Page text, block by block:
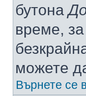
бутона
време,
можете
Върнете се